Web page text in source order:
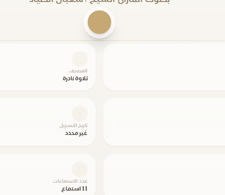
المصحف
تلاوة نادرة
تاريخ التسجيل
غير محدد
عدد الاستماعات
11 استماع